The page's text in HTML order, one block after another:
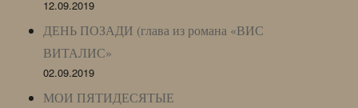
12.09.2019
ДЕНЬ ПОЗАДИ (глава из романа «ВИС
ВИТАЛИС»
02.09.2019
МОИ ПЯТИДЕСЯТЫЕ